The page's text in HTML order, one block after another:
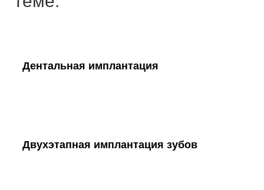
Дентальная имплантация
Двухэтапная имплантация зубов